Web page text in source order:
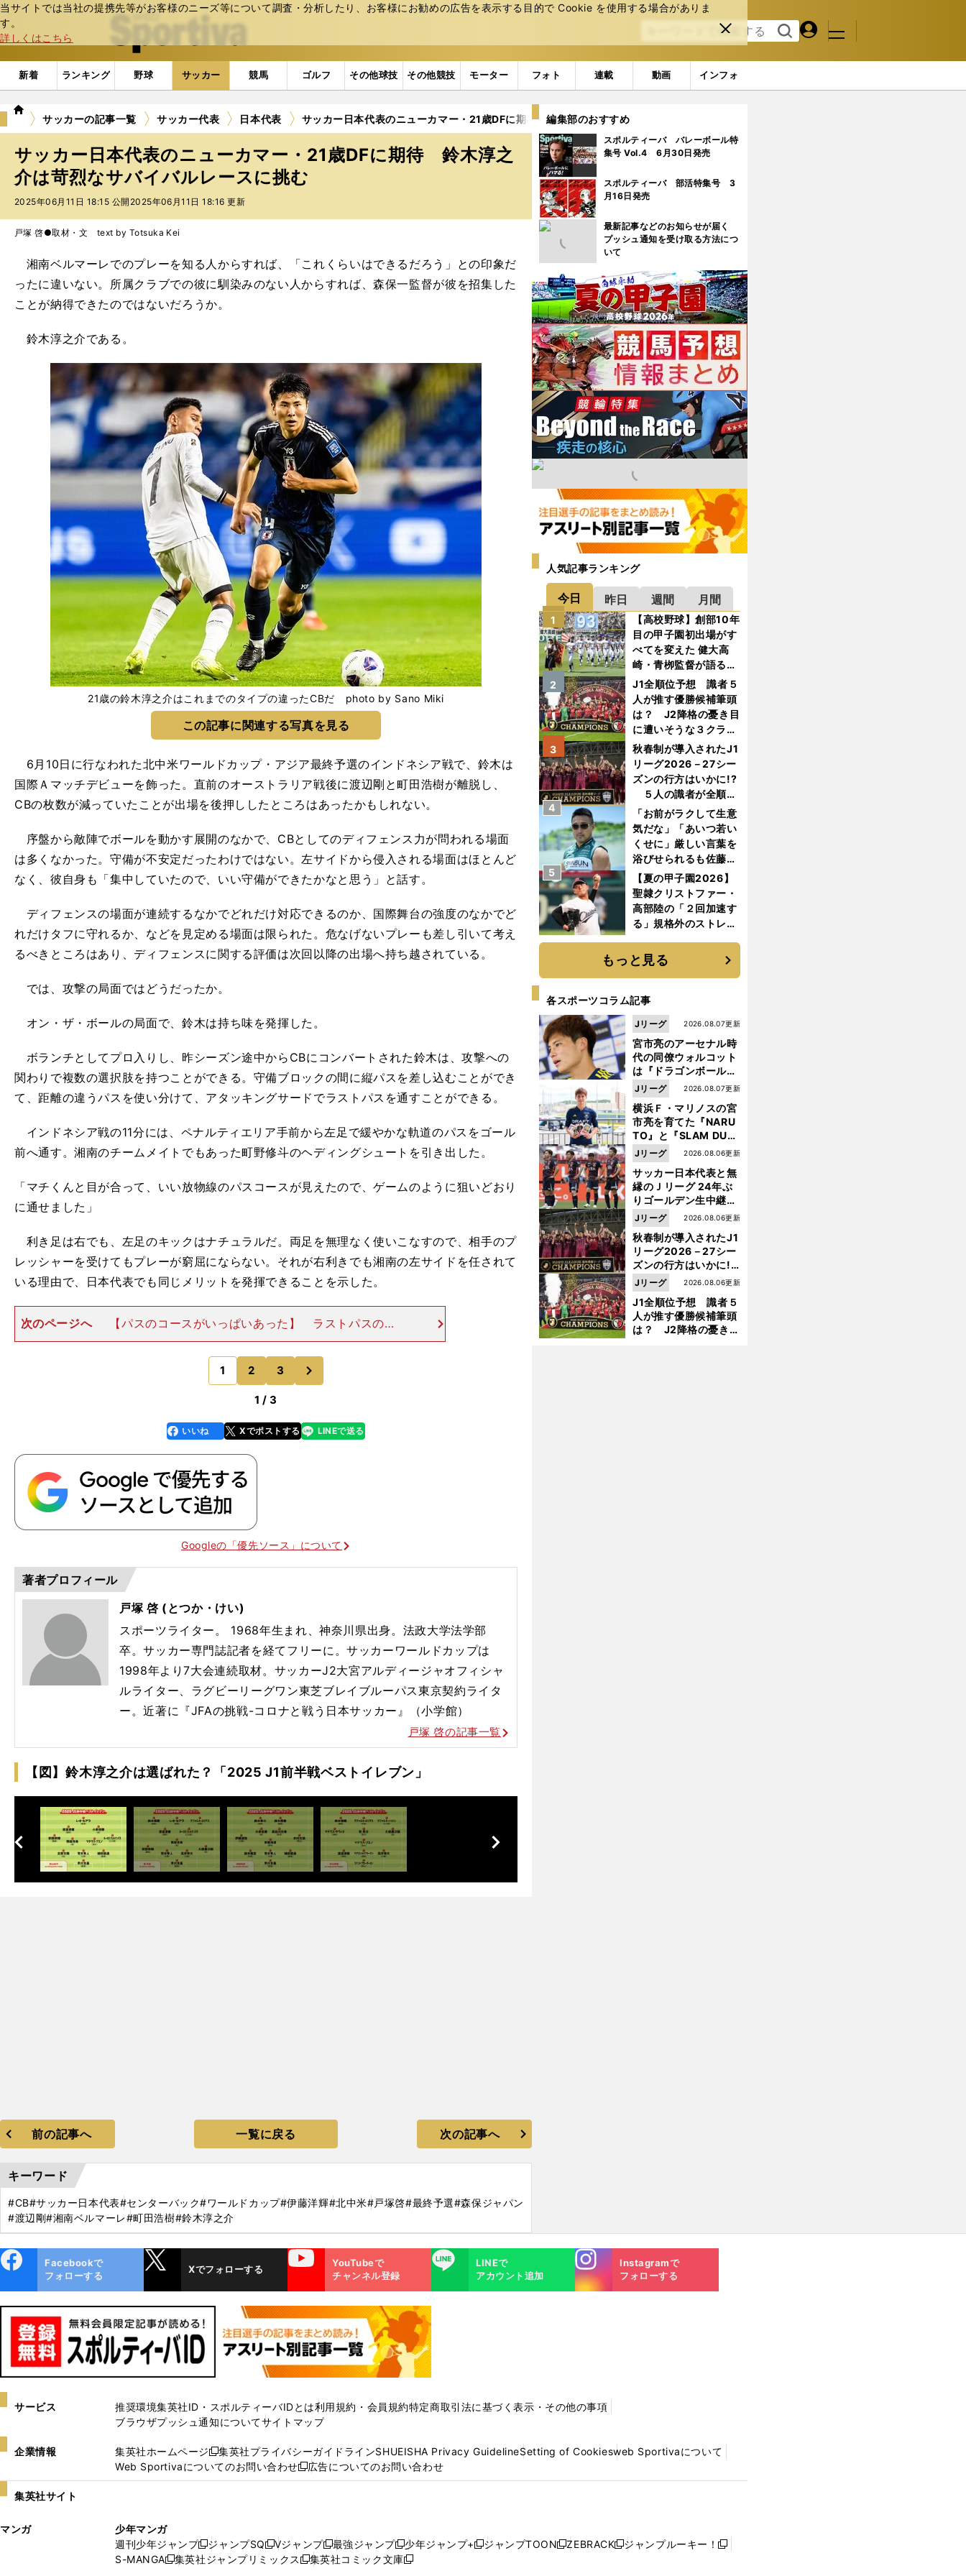
当サイトでは当社の提携先等がお客様のニーズ等について調査・分析したり、お客様にお勧めの広告を表⽰する⽬的で Cookie を使⽤する場合がありま
す。
詳しくはこちら
閉じ
る
web Sportiva (webスポルティーバ)
検索
る
マイペ
ジ
メニュ
新着 ランキング 野球 サッカー 競馬 ゴルフ その他球技 その他競技 モーター フォト 連載 動画 インフォ
we
ポ
ル
テ
ィ
ー
バ
サッカーの記事一覧 サッカー代表 日本代表 サッカー日本代表のニューカマー・21歳DFに期待 鈴木淳之介は苛烈なサバイバルレースに挑む
サッカー日本代表のニューカマー・21歳DFに期待 鈴木淳之
介は苛烈なサバイバルレースに挑む
2025年06月11日 18:15 公開 2025年06月11日 18:16 更新
戸塚 啓●取材・文 text by Totsuka Kei
湘南ベルマーレでのプレーを知る人からすれば、「これくらいはできるだろう」との印象だ
ったに違いない。所属クラブでの彼に馴染みのない人からすれば、森保一監督が彼を招集した
ことが納得できたのではないだろうか。
鈴木淳之介である。
21歳の鈴木淳之介はこれまでのタイプの違ったCBだ photo by Sano Miki
この記事に関連する写真を見る
6月10日に行なわれた北中米ワールドカップ・アジア最終予選のインドネシア戦で、鈴木は
国際Ａマッチデビューを飾った。直前のオーストラリア戦後に渡辺剛と町田浩樹が離脱し、
CBの枚数が減っていたことが出場を後押ししたところはあったかもしれない。
序盤から敵陣でボールを動かす展開のなかで、CBとしてのディフェンス力が問われる場面
は多くなかった。守備が不安定だったわけではない。左サイドから侵入される場面はほとんど
なく、彼自身も「集中していたので、いい守備ができたかなと思う」と話す。
ディフェンスの場面が連続するなかでどれだけ対応できるのか、国際舞台の強度のなかでど
れだけタフに守れるか、などを見定める場面は限られた。危なげないプレーも差し引いて考え
るべきところはあり、ディフェンスに関する評価は次回以降の出場へ持ち越されている。
では、攻撃の局面ではどうだったか。
オン・ザ・ボールの局面で、鈴木は持ち味を発揮した。
ボランチとしてプロ入りし、昨シーズン途中からCBにコンバートされた鈴木は、攻撃への
関わりで複数の選択肢を持つことができる。守備ブロックの間に縦パスを差し込むことができ
て、距離の違うパスを使い分けて、アタッキングサードでラストパスを通すことができる。
インドネシア戦の11分には、ペナルティエリア手前から左足で緩やかな軌道のパスをゴール
前へ通す。湘南のチームメイトでもあった町野修斗のヘディングシュートを引き出した。
「マチくんと目が合って、いい放物線のパスコースが見えたので、ゲームのように狙いどおり
に通せました」
利き足は右でも、左足のキックはナチュラルだ。両足を無理なく使いこなすので、相手のプ
レッシャーを受けてもプレーが窮屈にならない。それが右利きでも湘南の左サイドを任されて
いる理由で、日本代表でも同じメリットを発揮できることを示した。
次のページへ
【パスのコースがいっぱいあった】 ラストパスのひ
とつ前（あるいはふたつ前）のパスも出せる。 インドネシア戦で言え
ば、70分過ぎのプレーだ。左サイドでDFラインの背後へ走り込んだ佐
野航大へ、柔らかい
1 2 3
1 / 3
faceboo
k
いいね Xでポストする
line LINEで送る
Googleの「優先ソース」について
著者プロフィール
戸塚 啓 (とつか・けい)
スポーツライター。 1968年生まれ、神奈川県出身。法政大学法学部
卒。サッカー専門誌記者を経てフリーに。サッカーワールドカップは
1998年より7大会連続取材。サッカ ーJ2大宮アルディージャオフィシャ
ルライター、ラグビーリーグワン東芝ブレイブルーパス東京契約ライタ
ー。近著に『JFAの挑戦-コロナと戦う日本サッカー』（小学館）
戸塚 啓の記事一覧
【図】鈴木淳之介は選ばれた？「2025 J1前半戦ベストイレブン」
次
へ
前の記事へ 一覧に戻る 次の記事へ
キーワード
#CB#サッカー日本代表#センターバック#ワールドカップ#伊藤洋輝#北中米#戸塚啓#最終予選#森保ジャパン
#渡辺剛#湘南ベルマーレ#町田浩樹#鈴木淳之介
編集部のおすすめ
スポルティーバ バレーボール特
集号 Vol.4 6月30日発売
スポルティーバ 部活特集号 3
月16日発売
最新記事などのお知らせが届く
プッシュ通知を受け取る方法につ
いて
人気記事ランキング
今日 昨日 週間 月間
【高校野球】創部10年
目の甲子園初出場がす
べてを変えた 健大高
崎・青栁監督が語る
「機動破壊」はこうし
て生まれた
1
J1全順位予想 識者５
人が推す優勝候補筆頭
は？ J2降格の憂き目
に遭いそうな３クラブ
とは？
2
秋春制が導入されたJ1
リーグ2026－27シー
ズンの行方はいかに!?
５人の識者が全順位
を大胆予想
3
「お前がラクして生意
気だな」「あいつ若い
くせに」厳しい言葉を
浴びせられるも佐藤慎
太郎が貫いた誇りとフ
ァンへの思い
4
【夏の甲子園2026】
聖隷クリストファー・
高部陸の「２回加速す
る」規格外のストレー
く大学進学を選ぶ理由
5
もっと見る
各スポーツコラム記事
宮市亮のアーセナル時
代の同僚ウォルコット
は『ドラゴンボール』
が大好き ポドルスキは
日向小次郎に憧れてい
た
2026.08.07更新
Jリーグ
横浜Ｆ・マリノスの宮
市亮を育てた『NARU
TO』と『SLAM DUN
K』 中京大中京の同
級生・木原龍一は"ジ
ャンプ係"だった
2026.08.07更新
Jリーグ
サッカー日本代表と無
縁のＪリーグ 24年ぶ
りゴールデン生中継の
開幕戦でヘタな試合は
見せられない
2026.08.06更新
Jリーグ
秋春制が導入されたJ1
リーグ2026－27シー
ズンの行方はいかに!?
５人の識者が全順位
を大胆予想
2026.08.06更新
Jリーグ
J1全順位予想 識者５
人が推す優勝候補筆頭
は？ J2降格の憂き目
2026.08.06更新
Jリーグ
ok
Facebookで
フォローする
Xでフォローする
YouTube
YouTubeで
チャンネル登録
LINE
LINEで
アカウント追加
Instagra
m
Instagramで
フォローする
サービス 推奨環境集英社ID・スポルティーバIDとは利用規約・会員規約特定商取引法に基づく表示・その他の事項
ブラウザプッシュ通知についてサイトマップ
企業情報 集英社ホームページ
新
し
い
ド
ウ
集英社プライバシーガイドラインSHUEISHA Privacy GuidelineSetting of Cookiesweb Sportivaについて
Web Sportivaについてのお問い合わせ
新
し
ン
ド
広告についてのお問い合わせ
集英社サイト
マンガ
少年マンガ
週刊少年ジャンプ
新
し
ジャンプSQ
新
し
Vジャンプ
新
し
最強ジャンプ
新
し
少年ジャンプ+
新
ジャンプTOON
新
ZEBRACK
新
ジャンプルーキー！
新
S-MANGA
新
集英社ジャンプリミックス
新
集英社コミック文庫
新